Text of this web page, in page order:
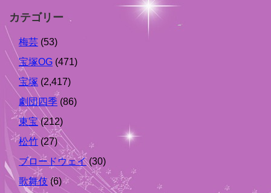
カテゴリー
梅芸 (53)
宝塚OG (471)
宝塚 (2,417)
劇団四季 (86)
東宝(212)
松竹(27)
ブロードウェイ(30)
歌舞伎(6)